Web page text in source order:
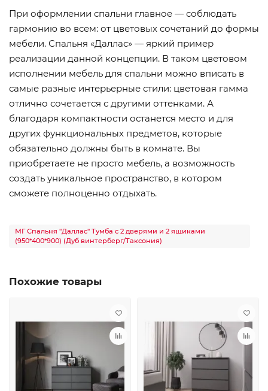
При оформлении спальни главное — соблюдать
гармонию во всем: от цветовых сочетаний до формы
мебели. Спальня «Даллас» — яркий пример
реализации данной концепции. В таком цветовом
исполнении мебель для спальни можно вписать в
самые разные интерьерные стили: цветовая гамма
отлично сочетается с другими оттенками. А
благодаря компактности останется место и для
других функциональных предметов, которые
обязательно должны быть в комнате. Вы
приобретаете не просто мебель, а возможность
создать уникальное пространство, в котором
сможете полноценно отдыхать.
МГ Спальня "Даллас" Тумба с 2 дверями и 2 ящиками
(950*400*900) (Дуб винтерберг/Таксония)
Похожие товары